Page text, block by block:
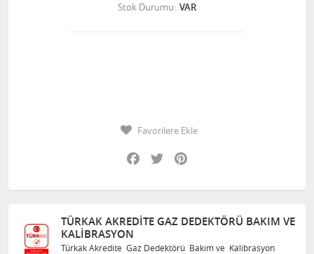
Stok Durumu VAR
Favorilere Ekle
Facebook
Twitter
TÜRKAK AKREDITE GAZ DEDEKTÖRÜ BAKIM VE
KALIBRASYON
Türkak Akredite Gaz Dedektörü Bakım ve Kalibrasyon